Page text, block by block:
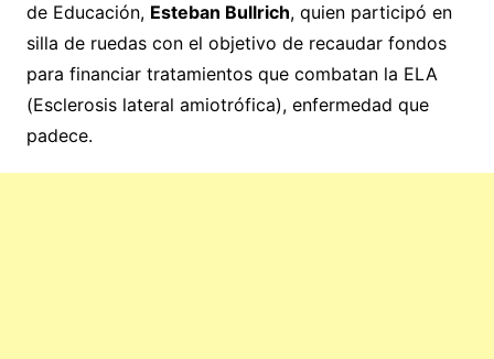
de Educación, Esteban Bullrich, quien participó en
silla de ruedas con el objetivo de recaudar fondos
para financiar tratamientos que combatan la ELA
(Esclerosis lateral amiotrófica), enfermedad que
padece.